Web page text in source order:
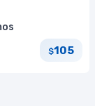
$105